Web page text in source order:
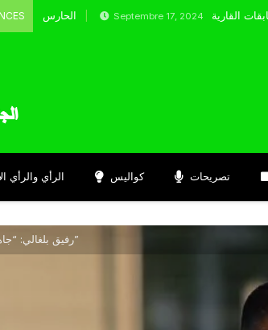
Septembre 17, 2024
الرأي والرأي كواليس تصريحات
رفيق بلغالي: “جاهزون لتحقيق التأهل”